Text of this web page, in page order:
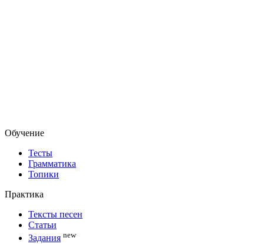
Обучение
Тесты
Грамматика
Топики
Практика
Тексты песен
Статьи
Задания new